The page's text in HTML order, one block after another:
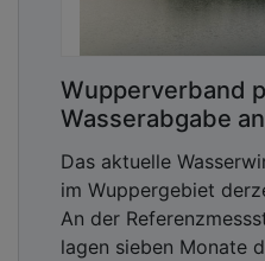
Wupperverband
Wasserabgabe
Das aktuelle
im Wuppergebiet
An der
lagen sieben Monate